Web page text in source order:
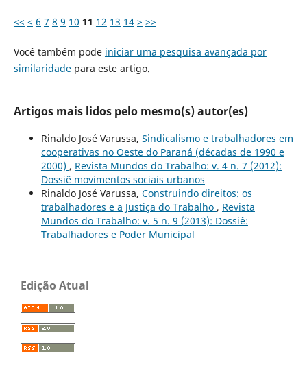
<< < 6 7 8 9 10 11 12 13 14 > >>
Você também pode iniciar uma pesquisa avançada por
similaridadepara este artigo.
Artigos mais lidos pelo mesmo(s) autor(es)
Rinaldo José Varussa, Sindicalismo e trabalhadores em
cooperativas no Oeste do Paraná (décadas de 1990 e
2000) , Revista Mundos do Trabalho: v. 4 n. 7 (2012):
Dossiê movimentos sociais urbanos
Rinaldo José Varussa, Construindo direitos: os
trabalhadores e a Justiça do Trabalho , Revista
Mundos do Trabalho: v. 5 n. 9 (2013): Dossiê:
Trabalhadores e Poder Municipal
Edição Atual